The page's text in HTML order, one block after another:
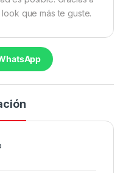
que más te guste.